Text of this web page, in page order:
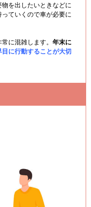
を出したいときなどに
ていくので車が必要に
に混雑します。 年末に
に行動することが大切